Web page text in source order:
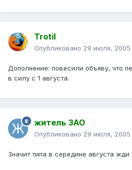
Trotil
Опубликовано 29 июля, 2005
Дополнение: повесили объяву, что
в силу с 1 августа.
житель ЗАО
Опубликовано 29 июля, 2005
Значит типа в середине августа жди